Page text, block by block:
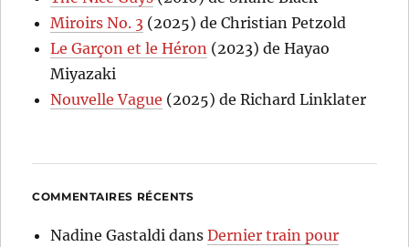
Miroirs No. 3 (2025) de Christian Petzold
Le Garçon et le Héron (2023) de Hayao
Miyazaki
Nouvelle Vague (2025) de Richard Linklater
COMMENTAIRES RÉCENTS
Nadine Gastaldi dansDernier train pour